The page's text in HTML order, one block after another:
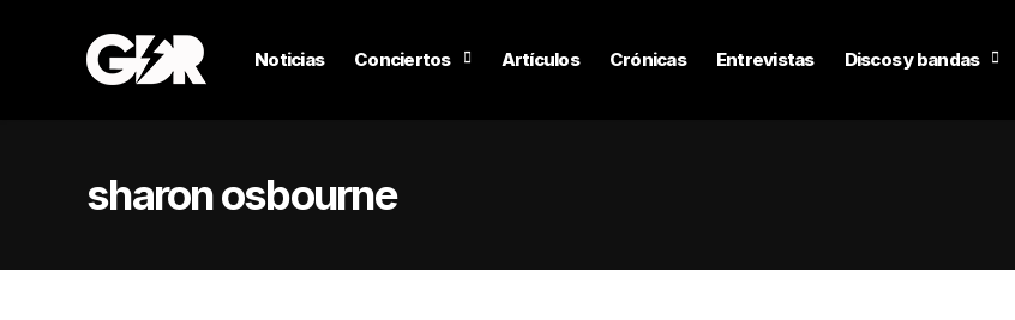
Noticias Conciertos Artículos Crónicas Entrevistas Discos y bandas
sharon osbourne